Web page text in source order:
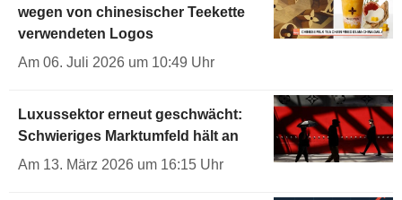
wegen von chinesischer Teekette
verwendeten Logos
Am 06. Juli 2026 um 10:49 Uhr
Luxussektor erneut geschwächt:
Schwieriges Marktumfeld hält an
Am 13. März 2026 um 16:15 Uhr